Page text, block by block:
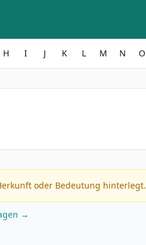
H I J K L M N O
oder Bedeutung hinterlegt.
→